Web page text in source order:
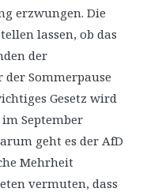
erzwungen. Die
lassen, ob das
der
Sommerpause
Gesetz wird
September
geht es der AfD
Mehrheit
vermuten, dass